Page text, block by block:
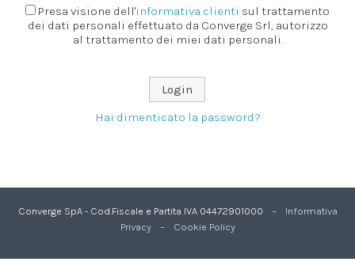
Presa visione dell'informativa clienti sul trattamento
dei dati personali effettuato da Converge Srl, autorizzo
al trattamento dei miei dati personali.
Login
Hai dimenticato la password?
Converge SpA - Cod.Fiscale e Partita IVA 04472901000 - Informativa
Privacy- Cookie Policy